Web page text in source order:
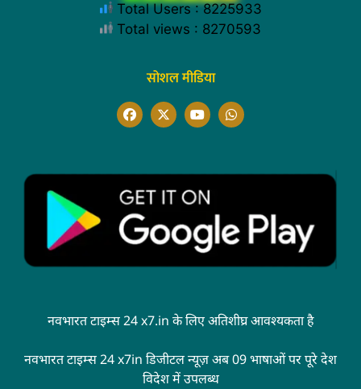
Total Users : 8225933
Total views : 8270593
सोशल मीडिया
नवभारत टाइम्स 24 x7.in के लिए अतिशीघ्र आवश्यकता है
नवभारत टाइम्स 24 x7in डिजीटल न्यूज़ अब 09 भाषाओं पर पूरे देश
विदेश में उपलब्ध